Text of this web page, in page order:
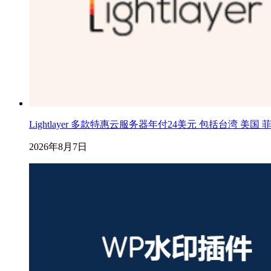
Lightlayer 多款特惠云服务器年付24美元 包括台湾 美国
2026年8月7日